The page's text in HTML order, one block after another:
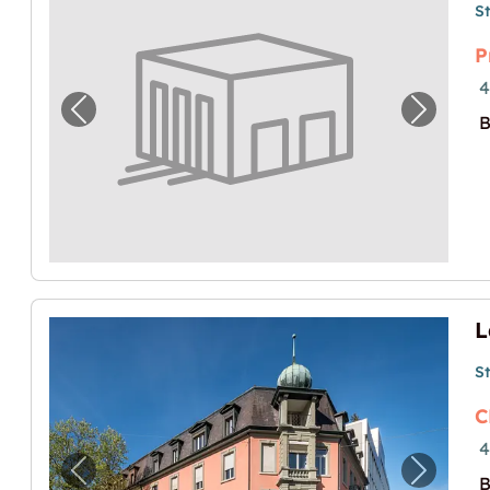
Previous image for "Lagerraum amNext
Previous image for "Lagerraum am Next